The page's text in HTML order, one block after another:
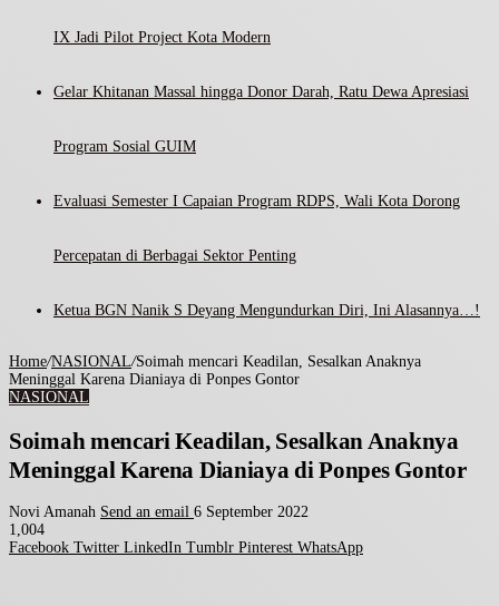
IX Jadi Pilot Project Kota Modern
Gelar Khitanan Massal hingga Donor Darah, Ratu Dewa Apresiasi
Program Sosial GUIM
Evaluasi Semester I Capaian Program RDPS, Wali Kota Dorong
Percepatan di Berbagai Sektor Penting
Ketua BGN Nanik S Deyang Mengundurkan Diri, Ini Alasannya…!
Home/NASIONAL/Soimah mencari Keadilan, Sesalkan Anaknya
Meninggal Karena Dianiaya di Ponpes Gontor
NASIONAL
Soimah mencari Keadilan, Sesalkan Anaknya
Meninggal Karena Dianiaya di Ponpes Gontor
Novi Amanah Send an email 6 September 2022
1,004
Facebook Twitter LinkedIn Tumblr Pinterest WhatsApp